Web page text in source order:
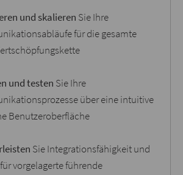
und skalieren Sie Ihre
für die gesamte
und testen Sie Ihre
über eine intuitive
Benutzeroberfläche
Sie Integrationsfähigkeit und
vorgelagerte führende